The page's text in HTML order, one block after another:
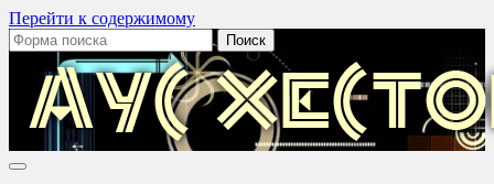
Перейти к содержимому
Поиск:
Аус